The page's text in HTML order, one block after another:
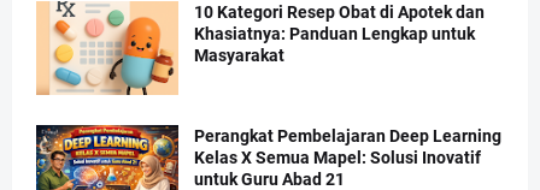
10 Kategori Resep Obat di Apotek dan
Khasiatnya: Panduan Lengkap untuk
Masyarakat
Perangkat Pembelajaran Deep Learning
Kelas X Semua Mapel: Solusi Inovatif
untuk Guru Abad 21